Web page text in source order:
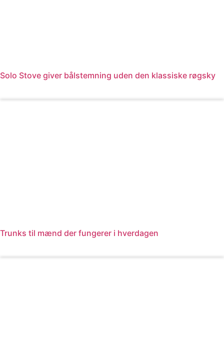
Solo Stove giver bålstemning uden den klassiske røgsky
Trunks til mænd der fungerer i hverdagen